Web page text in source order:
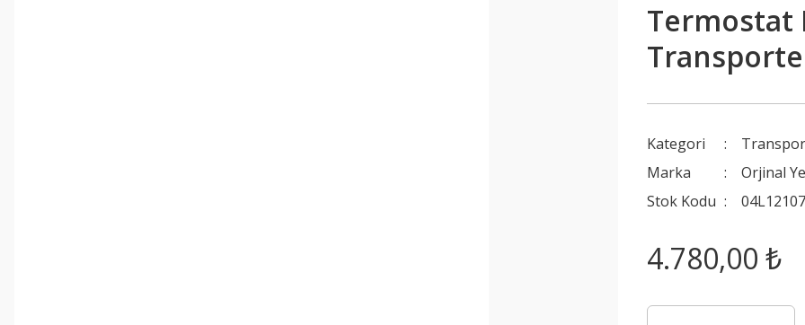
Termostat
Kategori
Marka
Orjinal
Stok Kodu
4.780,00 ₺